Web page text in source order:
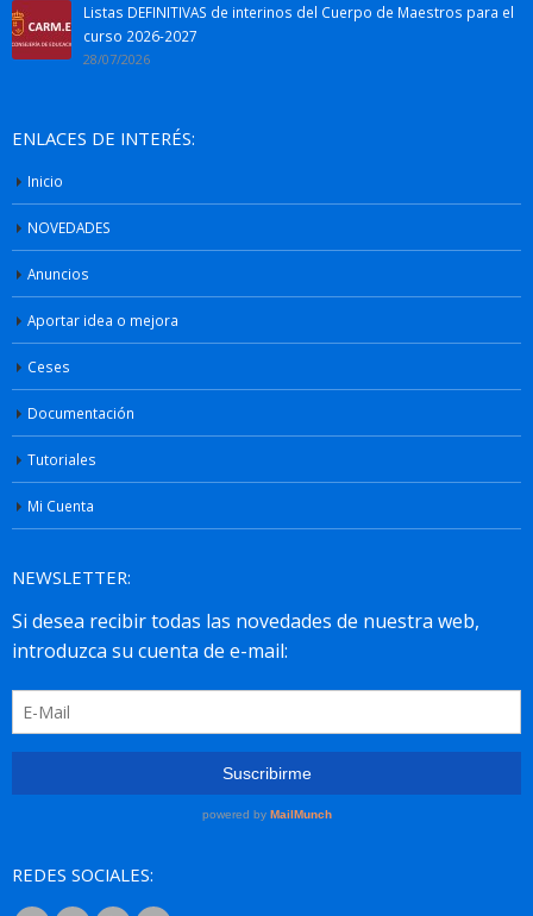
Listas DEFINITIVAS de interinos del Cuerpo de Maestros para el
curso 2026-2027
28/07/2026
ENLACES DE INTERÉS:
Inicio
NOVEDADES
Anuncios
Aportar idea o mejora
Ceses
Documentación
Tutoriales
Mi Cuenta
NEWSLETTER:
REDES SOCIALES: